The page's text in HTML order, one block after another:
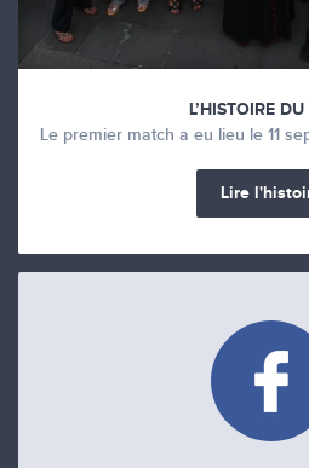
L’HISTOIRE
Le premier match a eu lieu le 11
Lire